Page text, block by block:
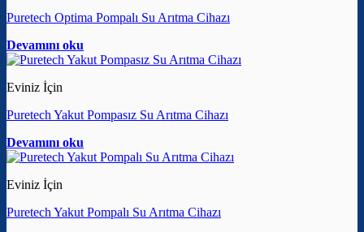
Puretech Optima Pompalı Su Arıtma Cihazı
Devamını oku
Eviniz İçin
Puretech Yakut Pompasız Su Arıtma Cihazı
Devamını oku
Eviniz İçin
Puretech Yakut Pompalı Su Arıtma Cihazı